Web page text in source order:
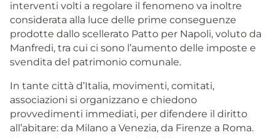
interventi volti a regolare il fenomeno va inoltre
considerata alla luce delle prime conseguenze
prodotte dallo scellerato Patto per Napoli, voluto da
Manfredi, tra cui ci sono l’aumento delle imposte e
svendita del patrimonio comunale.
In tante città d’Italia, movimenti, comitati,
associazioni si organizzano e chiedono
provvedimenti immediati, per difendere il diritto
all’abitare: da Milano a Venezia, da Firenze a Roma.